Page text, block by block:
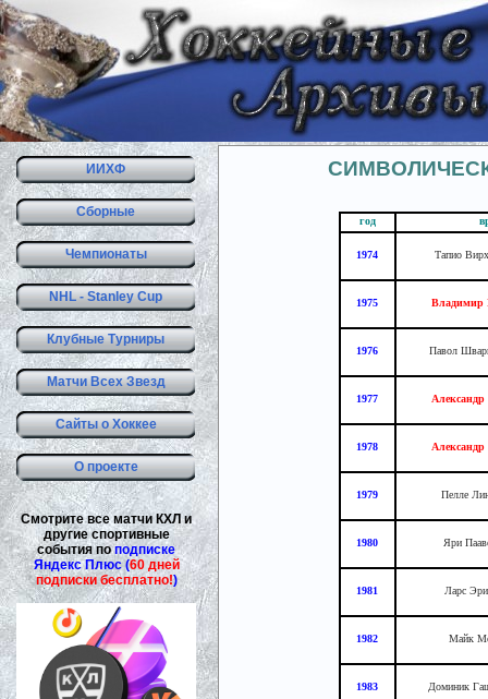
ИИХФ
Сборные
Чемпионаты
NHL - Stanley Cup
Клубные Турниры
Матчи Всех Звезд
Сайты о Хоккее
О проекте
Смотрите все матчи КХЛ и
другие спортивные
события поподписке
Яндекс Плюс (60 дней
подписки бесплатно!)
год
1974 Тапио
1975
1976 Павол
1977
1978
1979 Пелле
1980 Яри
1981 Ларс
1982 Майк
1983 Доминик